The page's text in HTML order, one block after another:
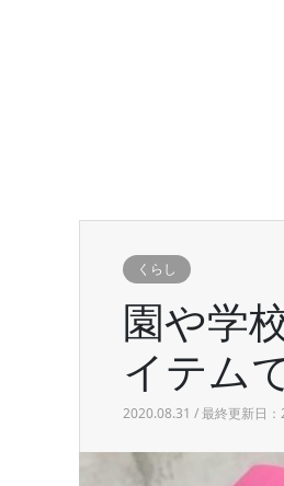
くらし
園や学
イテム
2020.08.31 / 最終更新日